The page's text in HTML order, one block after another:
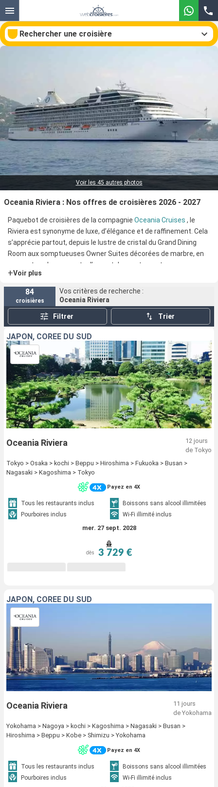
Rechercher une croisière
Nos destinations
Mois de départ
Ports Compagnies
Rechercher
Oceania Riviera : Nos offres de croisières 2026 - 2027
Paquebot de croisières de la compagnie Oceania Cruises , le
Riviera est synonyme de luxe, d’élégance et de raffinement. Cela
s’apprécie partout, depuis le lustre de cristal du Grand Dining
Room aux somptueuses Owner Suites décorées de marbre, en
passant par les couverts d’argent des restaurants.
+Voir plus
Voir les 45 autres photos
84
croisières
Vos critères de recherche :
Oceania Riviera
Filtrer Trier
JAPON, CORÉE DU SUD
Oceania Riviera
12 jours
de Tokyo
Tokyo > Osaka > kochi > Beppu > Hiroshima > Fukuoka > Busan >
Nagasaki > Kagoshima > Tokyo
Payez en 4X
Tous les restaurants inclus
Boissons sans alcool illimitées
Pourboires inclus
Wi-Fi illimité inclus
mer. 27 sept. 2028
dès 3 729 €
JAPON, CORÉE DU SUD
Oceania Riviera
11 jours
de Yokohama
Yokohama > Nagoya > kochi > Kagoshima > Nagasaki > Busan >
Hiroshima > Beppu > Kobe > Shimizu > Yokohama
Payez en 4X
Tous les restaurants inclus
Boissons sans alcool illimitées
Pourboires inclus
Wi-Fi illimité inclus